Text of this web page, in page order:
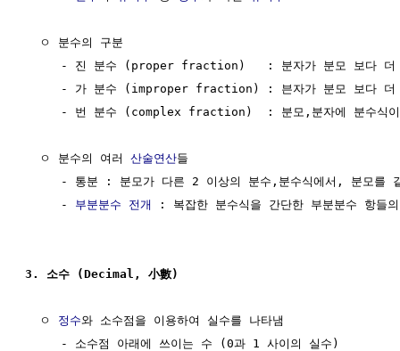
  ㅇ 분수의 구분
- 진 분수 (proper fraction)   : 분자가 분모 보다 더
- 가 분수 (improper fraction) : 븐자가 분모 보다 더
- 번 분수 (complex fraction)  : 분모,분자에 분수식이
  ㅇ 분수의 여러
산술연산들
- 통분 : 분모가 다른 2 이상의 분수,분수식에서, 분모를
     -
부분분수 전개 : 복잡한 분수식을 간단한 부분분수 항들
3. 소수 (Decimal, 小數)
  ㅇ
정수와 소수점을 이용하여 실수를 나타냄
     - 소수점 아래에 쓰이는 수 (0과 1 사이의 실수)